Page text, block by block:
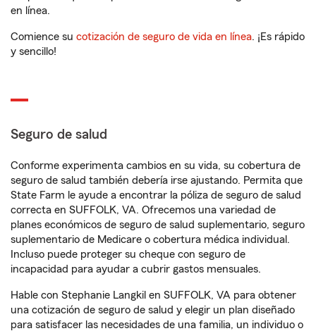
en línea.
Comience su cotización de seguro de vida en línea. ¡Es rápido
y sencillo!
Seguro de salud
Conforme experimenta cambios en su vida, su cobertura de
seguro de salud también debería irse ajustando. Permita que
State Farm le ayude a encontrar la póliza de seguro de salud
correcta en SUFFOLK, VA. Ofrecemos una variedad de
planes económicos de seguro de salud suplementario, seguro
suplementario de Medicare o cobertura médica individual.
Incluso puede proteger su cheque con seguro de
incapacidad para ayudar a cubrir gastos mensuales.
Hable con Stephanie Langkil en SUFFOLK, VA para obtener
una cotización de seguro de salud y elegir un plan diseñado
para satisfacer las necesidades de una familia, un individuo o